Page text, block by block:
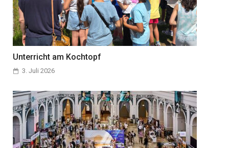
Unterricht am Kochtopf
3. Juli 2026